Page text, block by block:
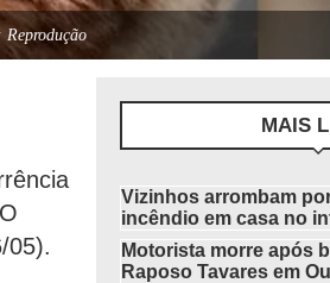
05).
MAIS
Vizinhos arrombam
incêndio em casa no
Motorista morre após
Raposo Tavares em